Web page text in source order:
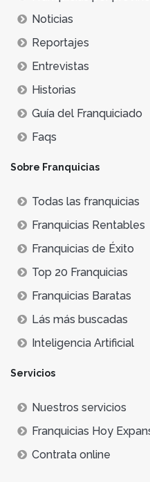
Noticias
Reportajes
Entrevistas
Historias
Guía del Franquiciado
Faqs
Sobre Franquicias
Todas las franquicias
Franquicias Rentables
Franquicias de Éxito
Top 20 Franquicias
Franquicias Baratas
Lás más buscadas
Inteligencia Artificial
Servicios
Nuestros servicios
Franquicias Hoy
Contrata online